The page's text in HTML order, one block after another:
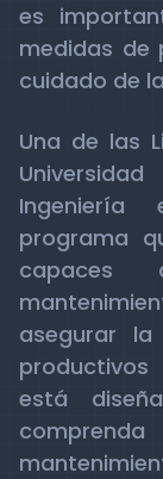
es
medidas de
cuidado de
Una de las
Ingeniería
programa
capaces
asegurar
productivos
está